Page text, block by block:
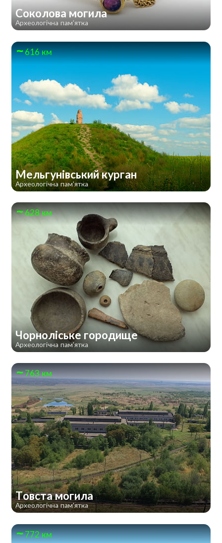
Соколова могила
Археологічна пам'ятка
616 км
Мельгунівський курган
Археологічна пам'ятка
628 км
Чорноліське городище
Археологічна пам'ятка
763 км
Товста могила
Археологічна пам'ятка
772 км